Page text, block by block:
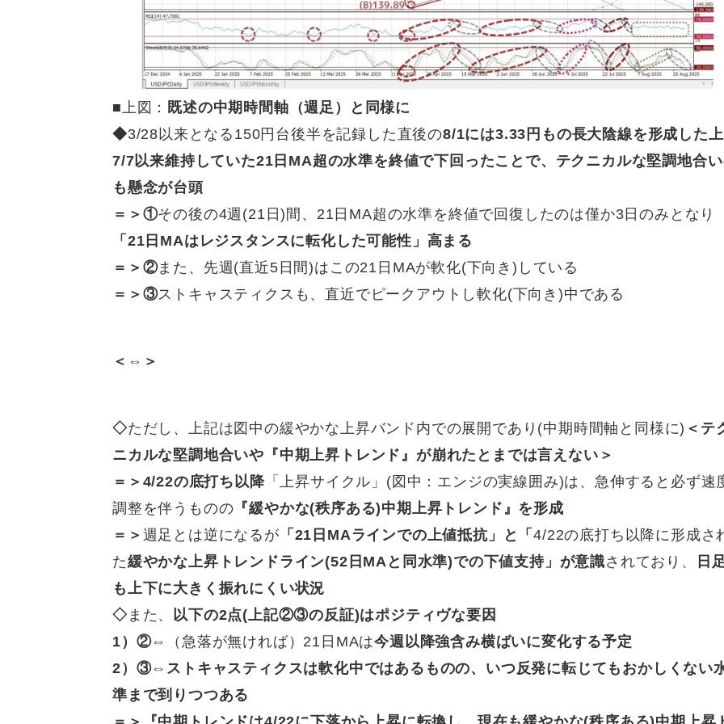
■ 上図： 既述の中期時間軸（週足）と同様に
◆3/28以来となる150円台後半を記録した直後の8/1には3.33円もの長大陰線を形成した
7/7以来維持していた21日MA超の水準を終値で下回ったことで、テクニカルな堅調地合
も懸念が台頭
＝＞①その後の4週(21日)間、21日MA超の水準を終値で回復したのは僅か3日のみとなり
「21日MAはレジスタンスに転化した可能性」高まる
＝＞②また、先週(直近5日間)はこの21日MAが軟化(下向き)している
＝＞③ストキャスティクスも、直近でピークアウトし軟化(下向き)中である
＜⇔＞
◇ただし、上記は図中の緩やかな上昇バンド内での展開であり(中期時間軸と同様に) ＜テ
ニカルな堅調地合いや『中期上昇トレンド』が崩れたとまでは言えない＞
＝＞ 4/22の底打ち以降「上昇サイクル」(図中：エンジの実線囲み)は、急伸すると必ず速
調整を伴うものの 『緩やかな(秩序ある)中期上昇トレンド』を形成
＝＞ 週足とは逆になるが 「21日MAラインでの上値抵抗」と「4/22の底打ち以降に形成さ
た緩やかな上昇トレンドライン(52日MAと同水準)での下値支持」が意識されており、
日
も上下に大きく振れにくい状況
◇ また、
以下の2点(上記②③の反証)はポジティヴな要因
1）②⇔
（急落が無ければ）21日MAは今週以降強含み横ばいに変化する予定
2）③⇔ ストキャスティクスは軟化中ではあるものの、いつ反発に転じてもおかしくない
準まで到りつつある